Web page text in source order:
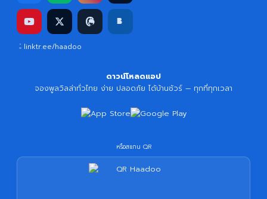
linktr.ee/haadoo
ดาวน์โหลดแอป
จองพูลวิลล่าทั่วไทย ง่าย ปลอดภัย ได้บ้านชัวร์ — ทุกที่ทุกเวลา
หรือสแกน QR